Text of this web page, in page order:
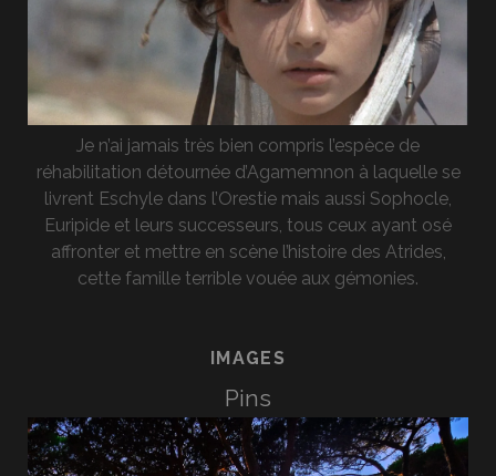
Je n’ai jamais très bien compris l’espèce de
réhabilitation détournée d’Agamemnon à laquelle se
livrent Eschyle dans l’Orestie mais aussi Sophocle,
Euripide et leurs successeurs, tous ceux ayant osé
affronter et mettre en scène l’histoire des Atrides,
cette famille terrible vouée aux gémonies.
IMAGES
Pins